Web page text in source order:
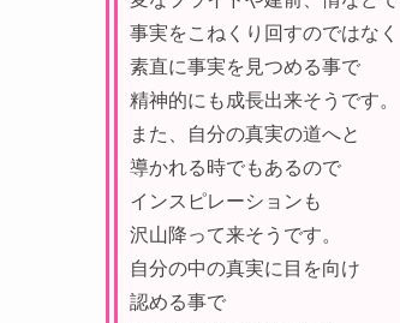
事実をこねくり回すのではなく
素直に事実を見つめる事で
精神的にも成長出来そうです。
また、自分の真実の道へと
導かれる時でもあるので
インスピレーションも
沢山降って来そうです。
自分の中の真実に目を向け
認める事で